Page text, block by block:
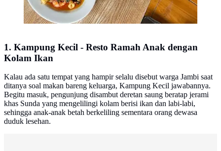
1. Kampung Kecil - Resto Ramah Anak dengan
Kolam Ikan
Kalau ada satu tempat yang hampir selalu disebut warga Jambi saat
ditanya soal makan bareng keluarga, Kampung Kecil jawabannya.
Begitu masuk, pengunjung disambut deretan saung beratap jerami
khas Sunda yang mengelilingi kolam berisi ikan dan labi-labi,
sehingga anak-anak betah berkeliling sementara orang dewasa
duduk lesehan.